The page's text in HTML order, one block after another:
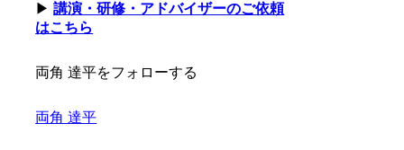
▶講演・研修・アドバイザーのご依頼
はこちら
両角 達平をフォローする
両角 達平